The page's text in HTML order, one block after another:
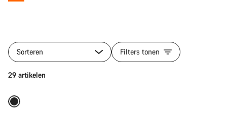
producten
van
Jassen
Vesten
Sorteren Filters tonen
29 artikelen